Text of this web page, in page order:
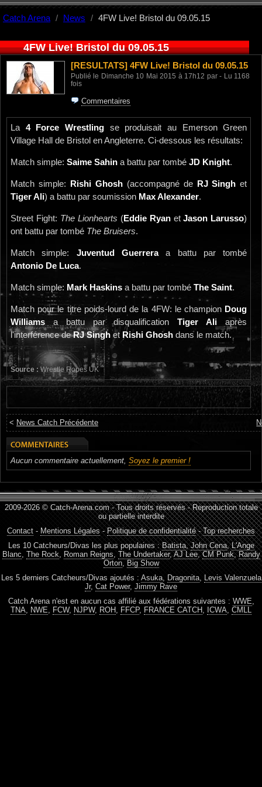
Catch Arena News 4FW Live! Bristol du 09.05.15
4FW Live! Bristol du 09.05.15
[RESULTATS] 4FW Live! Bristol du 09.05.15
Publié le Dimanche 10 Mai 2015 à 17h12 par - Lu 1168
fois
Commentaires
La 4 Force Wrestling se produisait au Emerson Green
Village Hall de Bristol en Angleterre. Ci-dessous les résultats:
Match simple: Saime Sahin a battu par tombé JD Knight.
Match simple: Rishi Ghosh(accompagné de RJ Singh et
Tiger Ali) a battu par soumission Max Alexander.
Street Fight: The Lionhearts (Eddie RyanetJason Larusso)
ont battu par tombé The Bruisers.
Match simple: Juventud Guerreraa battu par tombé
Antonio De Luca.
Match simple: Mark Haskins a battu par tombé The Saint.
Match pour le titre poids-lourd de la 4FW: le champion Doug
Williams a battu par disqualificationTiger Ali après
l'interférence deRJ Singh et Rishi Ghosh dans le match.
Source : Wrestle Ropes UK
< News Catch Précédente
Aucun commentaire actuellement, Soyez le premier !
2009-2026 © Catch-Arena.com - Tous droits réservés - Reproduction totale
ou partielle interdite
Contact - Mentions Légales-Politique de confidentialité-Top recherches
Les 10 Catcheurs/Divas les plus populaires :Batista,John Cena,L'Ange
Blanc, The Rock, Roman Reigns, The Undertaker,AJ Lee,CM Punk,Randy
Orton, Big Show
Les 5 derniers Catcheurs/Divas ajoutés : Asuka, Dragonita, Levis Valenzuela
Jr, Cat Power, Jimmy Rave
Catch Arena n'est en aucun cas affilié aux fédérations suivantes : WWE,
TNA, NWE, FCW, NJPW, ROH , FFCP, FRANCE CATCH , ICWA, CMLL